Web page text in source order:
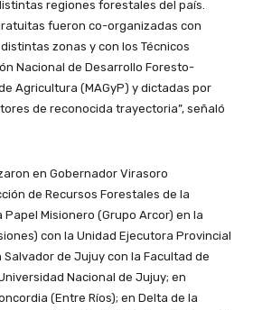
regiones forestales del país.
fueron co-organizadas con
zonas y con los Técnicos
Nacional de Desarrollo Foresto-
Agricultura (MAGyP) y dictadas por
de reconocida trayectoria”, señaló
en Gobernador Virasoro
de Recursos Forestales de la
Misionero (Grupo Arcor) en la
con la Unidad Ejecutora Provincial
Salvador de Jujuy con la Facultad de
Nacional de Jujuy; en
(Entre Ríos); en Delta de la